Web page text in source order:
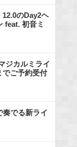
のDay2ヘ
feat. 初音ミ
ジカルミライ
でご予約受付
奏でる新ライ